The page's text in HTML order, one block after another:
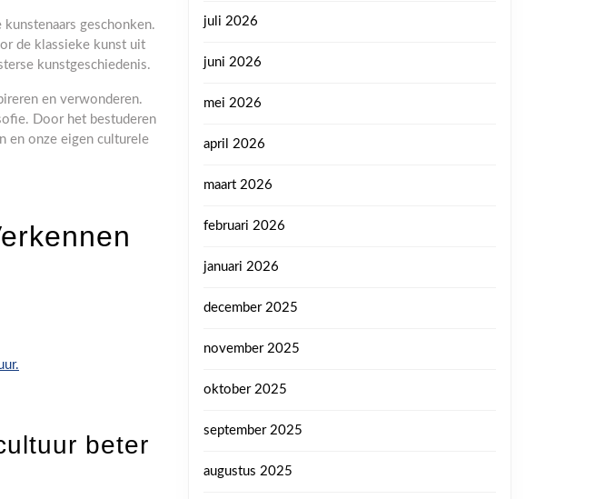
geschonken.
de klassieke kunst uit
kunstgeschiedenis.
en verwonderen.
Door het bestuderen
en onze eigen culturele
beter
juli 2026
juni 2026
mei 2026
april 2026
maart 2026
februari 2026
januari 2026
december 2025
november 2025
oktober 2025
september 2025
augustus 2025